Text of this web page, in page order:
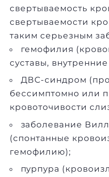
свертываемость
свертываемости
таким серьезным
гемофилия
суставы,
ДВС-синдром
бессимптомно или
кровоточивости
заболевание
(спонтанные
гемофилию);
пурпура